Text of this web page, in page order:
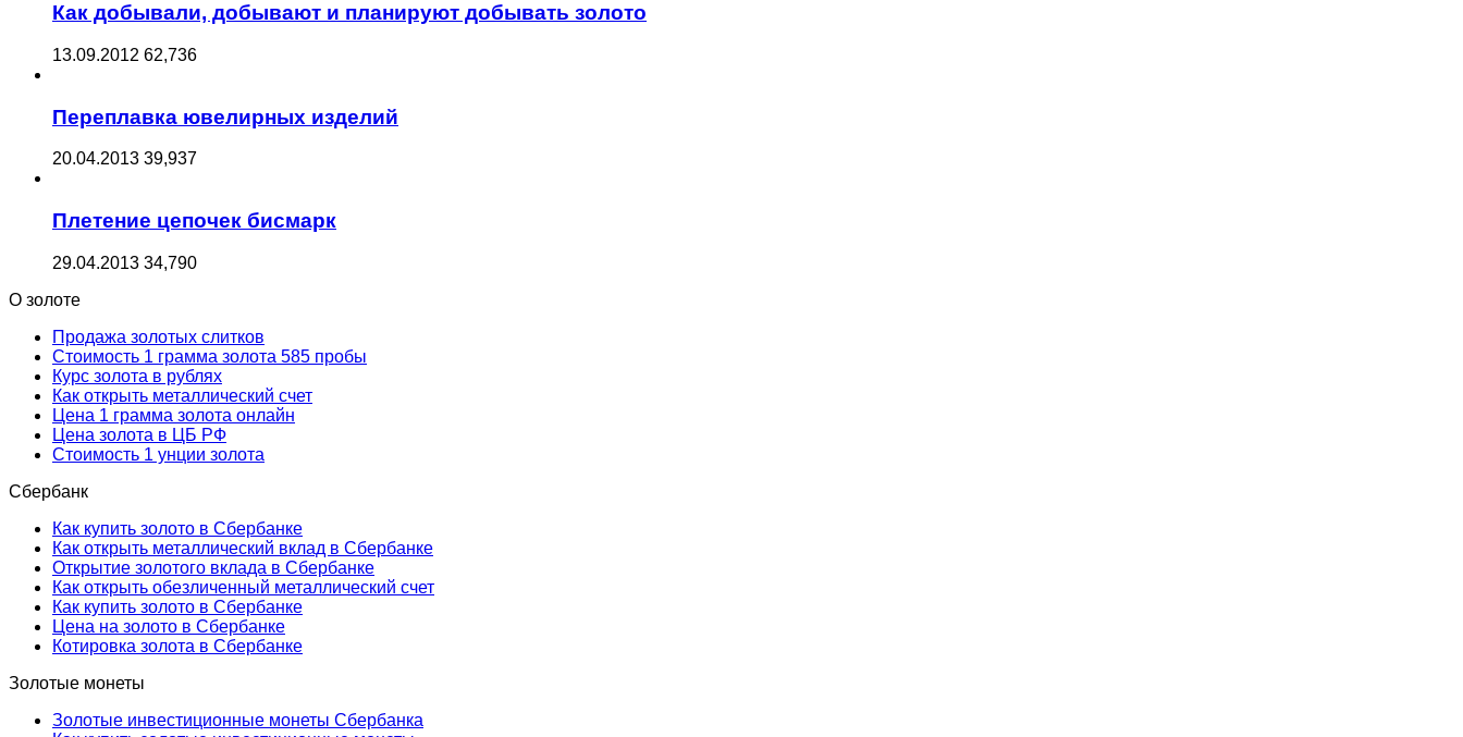
Как добывали, добывают и планируют добывать золото
13.09.2012 62,736
Переплавка ювелирных изделий
20.04.2013 39,937
Плетение цепочек бисмарк
29.04.2013 34,790
О золоте
Продажа золотых слитков
Стоимость 1 грамма золота 585 пробы
Курс золота в рублях
Как открыть металлический счет
Цена 1 грамма золота онлайн
Цена золота в ЦБ РФ
Стоимость 1 унции золота
Сбербанк
Как купить золото в Сбербанке
Как открыть металлический вклад в Сбербанке
Открытие золотого вклада в Сбербанке
Как открыть обезличенный металлический счет
Как купить золото в Сбербанке
Цена на золото в Сбербанке
Котировка золота в Сбербанке
Золотые монеты
Золотые инвестиционные монеты Сбербанка